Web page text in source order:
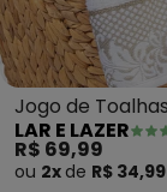
Jogo de
2 Peças
LAR E LAZER
R$ 69,99
ou 2x de R$ 34,99